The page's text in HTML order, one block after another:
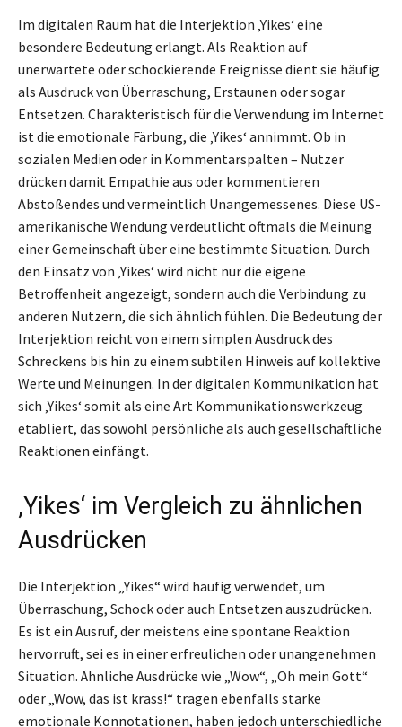
Im digitalen Raum hat die Interjektion ‚Yikes‘ eine
besondere Bedeutung erlangt. Als Reaktion auf
unerwartete oder schockierende Ereignisse dient sie häufig
als Ausdruck von Überraschung, Erstaunen oder sogar
Entsetzen. Charakteristisch für die Verwendung im Internet
ist die emotionale Färbung, die ‚Yikes‘ annimmt. Ob in
sozialen Medien oder in Kommentarspalten – Nutzer
drücken damit Empathie aus oder kommentieren
Abstoßendes und vermeintlich Unangemessenes. Diese US-
amerikanische Wendung verdeutlicht oftmals die Meinung
einer Gemeinschaft über eine bestimmte Situation. Durch
den Einsatz von ‚Yikes‘ wird nicht nur die eigene
Betroffenheit angezeigt, sondern auch die Verbindung zu
anderen Nutzern, die sich ähnlich fühlen. Die Bedeutung der
Interjektion reicht von einem simplen Ausdruck des
Schreckens bis hin zu einem subtilen Hinweis auf kollektive
Werte und Meinungen. In der digitalen Kommunikation hat
sich ‚Yikes‘ somit als eine Art Kommunikationswerkzeug
etabliert, das sowohl persönliche als auch gesellschaftliche
Reaktionen einfängt.
‚Yikes‘ im Vergleich zu ähnlichen
Ausdrücken
Die Interjektion „Yikes“ wird häufig verwendet, um
Überraschung, Schock oder auch Entsetzen auszudrücken.
Es ist ein Ausruf, der meistens eine spontane Reaktion
hervorruft, sei es in einer erfreulichen oder unangenehmen
Situation. Ähnliche Ausdrücke wie „Wow“, „Oh mein Gott“
oder „Wow, das ist krass!“ tragen ebenfalls starke
emotionale Konnotationen, haben jedoch unterschiedliche